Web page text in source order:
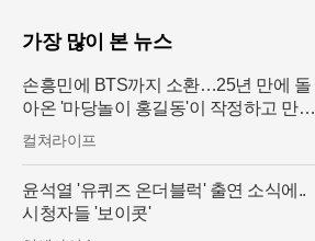
가장 많이 본 뉴스
손흥민에 BTS까지 소환…25년 만에 돌
아온 '마당놀이 홍길동'이 작정하고 만든
무대
컬쳐라이프
윤석열 '유퀴즈 온더블럭' 출연 소식에..
시청자들 '보이콧'